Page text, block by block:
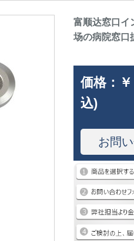
富顺达窓口イ
场の病院窓口
価格：
込)
お問